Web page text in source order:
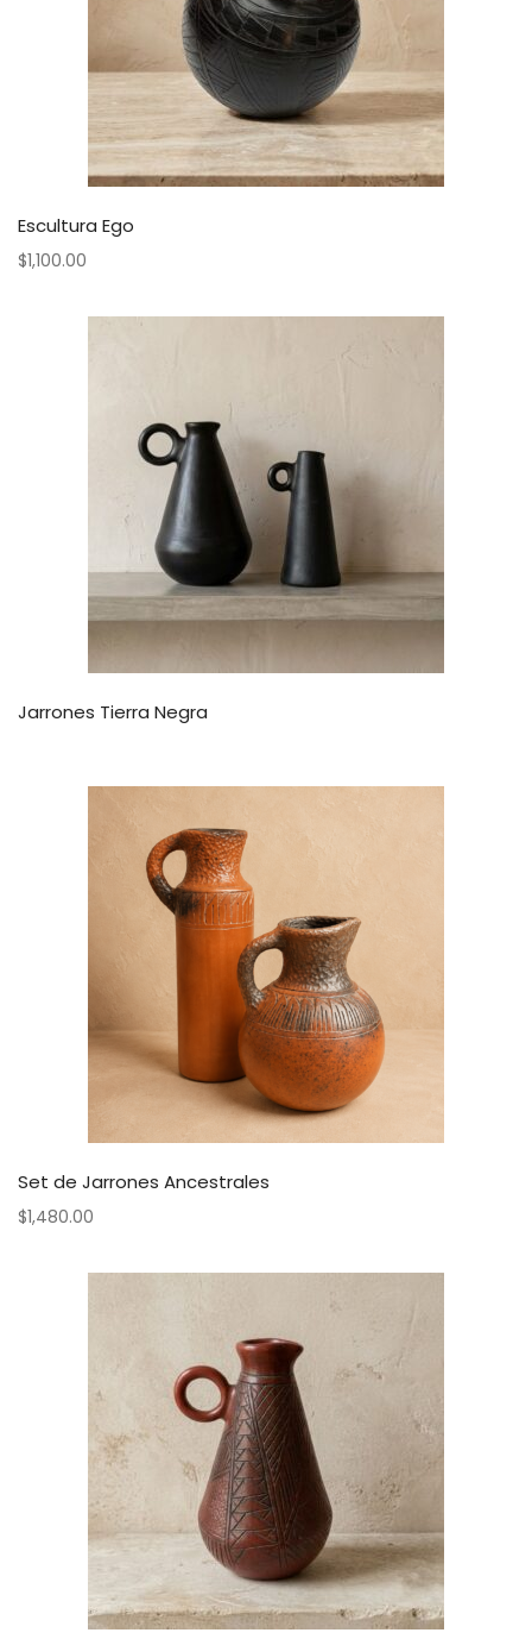
Escultura Ego
$1,100.00
Jarrones Tierra Negra
Set de Jarrones Ancestrales
$1,480.00